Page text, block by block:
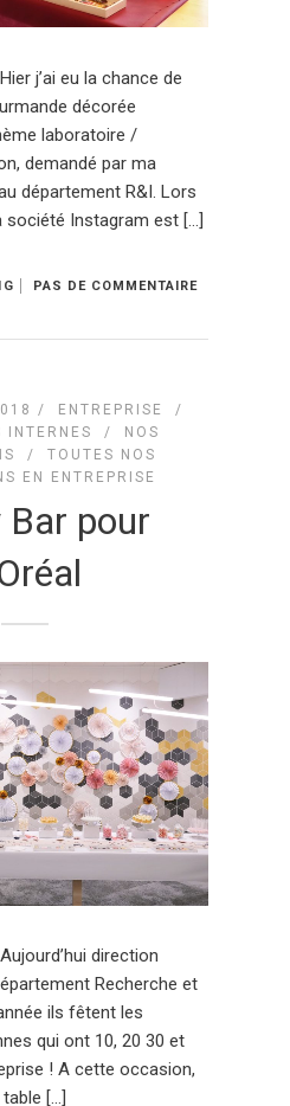
j’ai eu la chance de
décorée
laboratoire /
demandé par ma
département R&I. Lors
société Instagram est […]
PAS DE COMMENTAIRE
/ ENTREPRISE
/
INTERNES
/
NOS
/TOUTES NOS
EN ENTREPRISE
Bar pour
direction
Recherche et
ils fêtent les
qui ont 10, 20 30 et
! A cette occasion,
table […]